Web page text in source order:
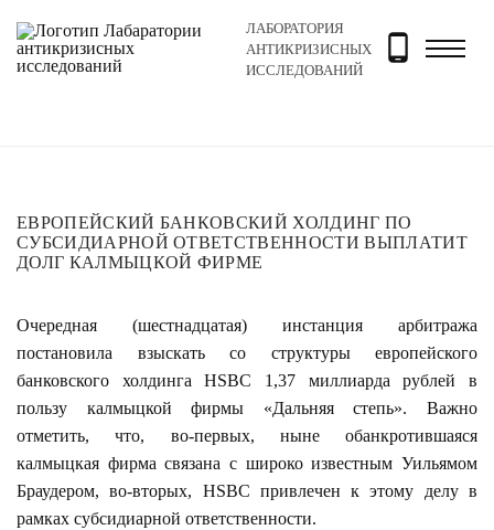
ЛАБОРАТОРИЯ
АНТИКРИЗИСНЫХ
ИССЛЕДОВАНИЙ
Главная Новости и блог Новости Европейский
ЕВРОПЕЙСКИЙ БАНКОВСКИЙ ХОЛДИНГ ПО
СУБСИДИАРНОЙ ОТВЕТСТВЕННОСТИ ВЫПЛАТИТ
ДОЛГ КАЛМЫЦКОЙ ФИРМЕ
Очередная (шестнадцатая) инстанция арбитража
постановила взыскать со структуры европейского
банковского холдинга HSBC 1,37 миллиарда рублей в
пользу калмыцкой фирмы «Дальняя степь». Важно
отметить, что, во-первых, ныне обанкротившаяся
калмыцкая фирма связана с широко известным Уильямом
Браудером, во-вторых, HSBC привлечен к этому делу в
рамках субсидиарной ответственности.